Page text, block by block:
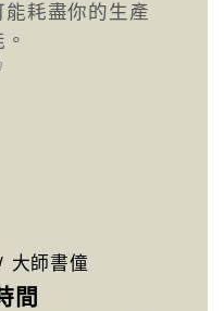
耗盡你的生產
大師書僮
間